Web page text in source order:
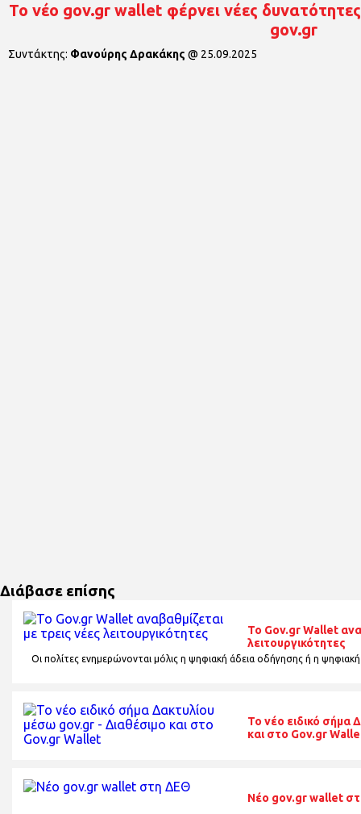
To νέο gov.gr wallet φέρνει νέες δυνατότητες
gov.gr
Συντάκτης: Φανούρης Δρακάκης @ 25.09.2025
Διάβασε επίσης
Το Gov.gr Wallet
λειτουργικότητες
Οι πολίτες ενημερώνονται μόλις η ψηφιακή άδεια οδήγησης ή η
Το νέο ειδικό σήμα
και στο Gov.gr
Nέο gov.gr wallet